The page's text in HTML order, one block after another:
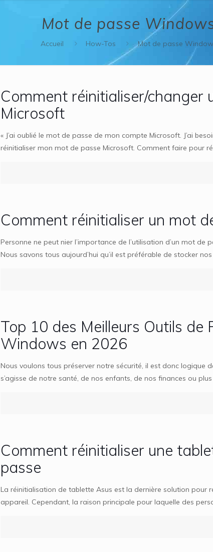
Mot de passe
Accueil How-Tos Mot de passe
Comment réinitialiser/changer
Microsoft
« J’ai oublié le mot de passe de mon compte Microsoft. J’ai
réinitialiser mon mot de passe Microsoft. Comment faire pour
Comment réinitialiser un mot
Personne ne peut nier l’importance de l’utilisation d’un mot
Nous savons tous aujourd’hui qu’il est préférable de stocker
Top 10 des Meilleurs Outils
Windows en 2026
Nous voulons tous préserver notre sécurité, il est donc logique
s’agisse de notre santé, de nos enfants, de nos finances ou
Comment réinitialiser une
passe
La réinitialisation de tablette Asus est la dernière solution
appareil. Cependant, la raison principale pour laquelle des